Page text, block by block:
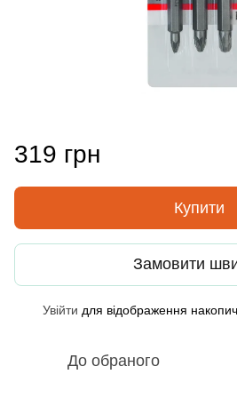
319 грн
Купити
Замовити
Увійти для відображення
До обраного